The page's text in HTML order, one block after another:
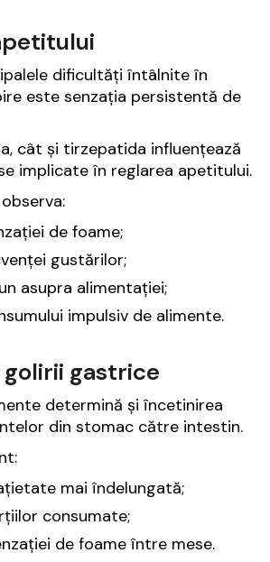
dificultăți întâlnite în
este senzația persistentă de
cât și tirzepatida influențează
implicate în reglarea apetitului.
de foame;
gustărilor;
asupra alimentației;
impulsiv de alimente.
gastrice
determină și încetinirea
din stomac către intestin.
mai îndelungată;
consumate;
de foame între mese.